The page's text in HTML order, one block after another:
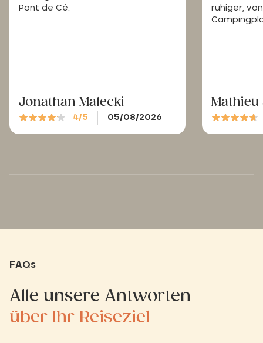
Pont de Cé.
Jonathan Malecki
4/5 05/08/2026
ruhiger,
Mathieu
FAQs
Alle unsere Antworten
über Ihr Reiseziel